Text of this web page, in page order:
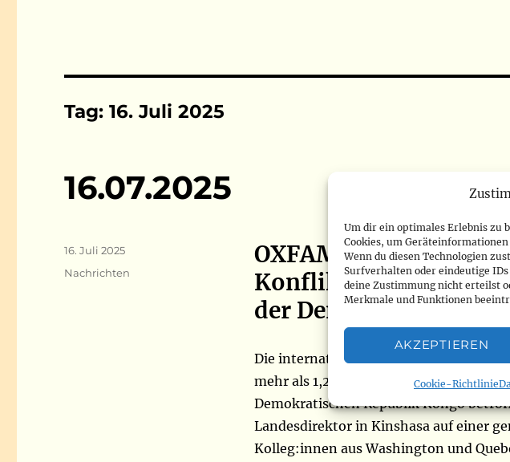
Um dir ein optimales Erlebnis zu
Cookies, um
Wenn du diesen Technologien
Surfverhalten oder eindeutige
deine Zustimmung nicht erteilst
Merkmale und Funktionen
AKZEPTIEREN
Cookie-Richtlinie
Tag:16. Juli 2025
16.07.2025
OXFAM unterstützt
Konflikt betroffene
der Demokratischen
Die internationale
mehr als 1,2 Millionen Menschen
Demokratischen Republik Kongo
Landesdirektor in Kinshasa auf einer
Kolleg:innen aus Washington und
Veröffentlicht
16. Juli 2025
Kategorien
Nachrichten